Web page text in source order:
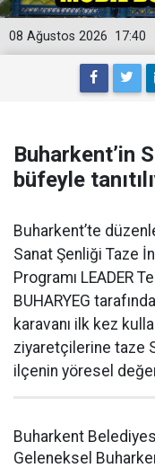
17:40
08 Ağustos 2026
Buharkent’in
büfeyle
Buharkent’te
Sanat Şenliği Taze
Programı LEADER
BUHARYEG
karavanı ilk kez
ziyaretçilerine taze
ilçenin yöresel
Buharkent
Geleneksel